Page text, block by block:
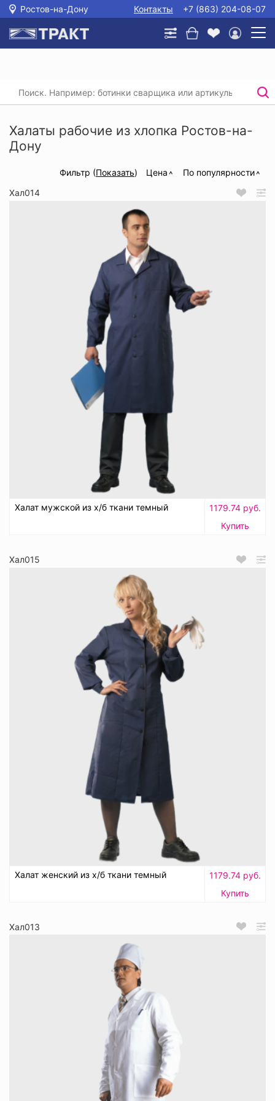
Ростов-на-Дону Контакты +7 (863) 204-08-07
Главная / /
Халаты рабочие из хлопка
Халаты рабочие из хлопка Ростов-на-
Дону
Фильтр (Показать) Цена
По популярности
Хал014
Халат мужской из х/б ткани темный
1179.74 руб.
Купить
Хал015
Халат женский из х/б ткани темный
1179.74 руб.
Купить
Хал013